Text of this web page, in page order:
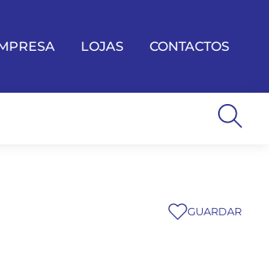
LOJAS CONTACTOS
GUARDAR